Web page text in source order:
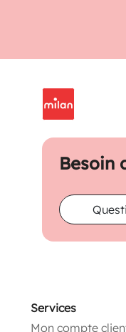
Besoin
Services
Mon compte